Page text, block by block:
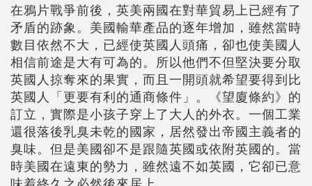
在鴉片戰爭前後，英美兩國在對華貿易上已經有了
矛盾的跡象。美國輸華產品的逐年增加，雖然當時
數目依然不大，已經使英國人頭痛，卻也使美國人
相信前途是大有可為的。所以他們不但堅決要分取
英國人掠奪來的果實，而且一開頭就希望要得到比
英國人「更要有利的通商條件」。《望廈條約》的
訂立，實際是小孩子穿上了大人的外衣。一個工業
還很落後乳臭未乾的國家，居然發出帝國主義者的
臭味。但是美國卻不是跟隨英國或依附英國的。當
時美國在遠東的勢力，雖然遠不如英國，它卻已意